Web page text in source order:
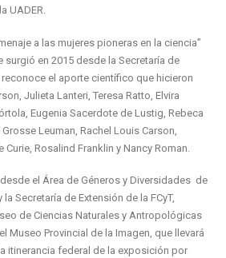
UADER.
a las mujeres pioneras en la ciencia”
surgió en 2015 desde la Secretaría de
reconoce el aporte científico que hicieron
Julieta Lanteri, Teresa Ratto, Elvira
Eugenia Sacerdote de Lustig, Rebeca
Leuman, Rachel Louis Carson,
Rosalind Franklin y Nancy Roman.
el Área de Géneros y Diversidades de
Secretaría de Extensión de la FCyT,
de Ciencias Naturales y Antropológicas
Museo Provincial de la Imagen, que llevará
itinerancia federal de la exposición por